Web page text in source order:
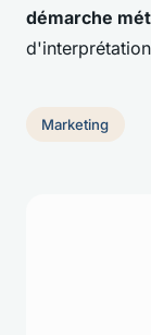
démarche
Marketing